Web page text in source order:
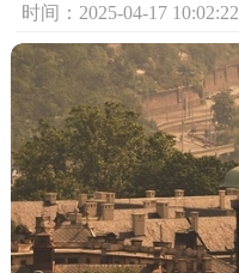
时间：2025-04-17 10:02:22